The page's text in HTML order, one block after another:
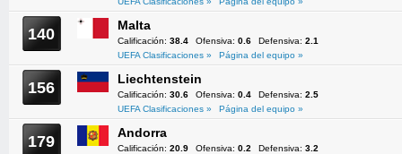
140 Malta
Calificación: 38.4 Ofensiva: 0.6 Defensiva: 2.1
UEFA Clasificaciones »
Página del equipo »
156 Liechtenstein
Calificación: 30.6 Ofensiva: 0.4 Defensiva: 2.5
UEFA Clasificaciones »
Página del equipo »
179 Andorra
Calificación: 20.9 Ofensiva: 0.2 Defensiva: 3.2